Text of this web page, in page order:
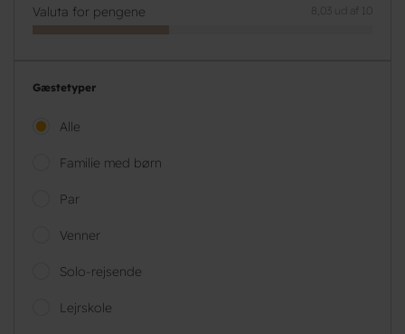
Valuta for pengene 8,03 ud af 10
Gæstetyper
Alle
Familie med børn
Par
Venner
Solo-rejsende
Lejrskole